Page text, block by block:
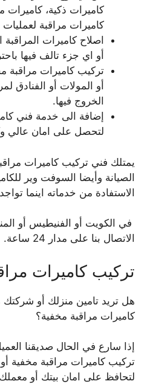
كاميرات ذكية، كاميرات
كاميرات مراقبة لعمليات
اصلاح كاميرات
أو اي جزء تالف فيها
تركيب كاميرات مراقبة
أو المولات أو الفنادق
الخروج فيها.
إضافة الى خدمة فني
لتحصل على امان عالي
يمتلك فني تركيب كاميرات
الصيانة وأيضا السوفت وير
الاستفادة من خدماته اينما
في الكويت أو الفنيطيس أو
الاتصال بنا على مدار 24 ساعة.
تركيب كاميرات
هل تريد تامين منزلك أو
كاميرات مراقبة مخفية؟
إذا سارع في الحال صديقنا
تركيب كاميرات مراقبة
لتحافظ على امان بيتك أو